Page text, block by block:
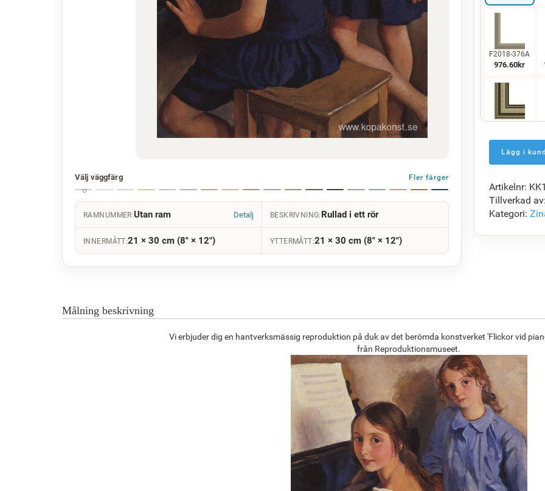
Välj väggfärg Fler färger
RAMNUMMER:Utan ram Detalj BESKRIVNING: Rullad i ett rör
INNERMÅTT:21 × 30 cm (8" × 12") YTTERMÅTT:21 × 30 cm (8" × 12")
F2018-376A
976.60kr
F5429-258
1 361.49kr
Artikelnr:
Tillverkad av:
Kategori:
Målning beskrivning
Vi erbjuder dig en hantverksmässig reproduktion på duk av det berömda konstverket 'Flickor vid
från Reproduktionsmuseet.